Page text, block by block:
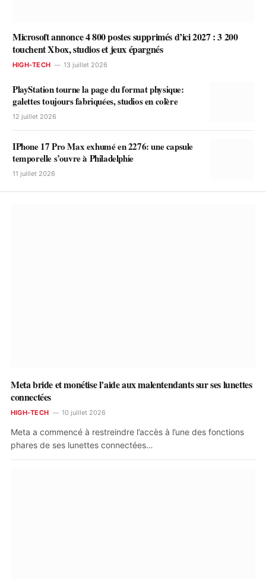
Microsoft annonce 4 800 postes supprimés d’ici 2027 : 3 200
touchent Xbox, studios et jeux épargnés
HIGH-TECH 13 juillet 2026
PlayStation tourne la page du format physique:
galettes toujours fabriquées, studios en colère
12 juillet 2026
IPhone 17 Pro Max exhumé en 2276: une capsule
temporelle s’ouvre à Philadelphie
11 juillet 2026
Meta bride et monétise l’aide aux malentendants sur ses lunettes
connectées
HIGH-TECH 10 juillet 2026
Meta a commencé à restreindre l’accès à l’une des fonctions
phares de ses lunettes connectées…